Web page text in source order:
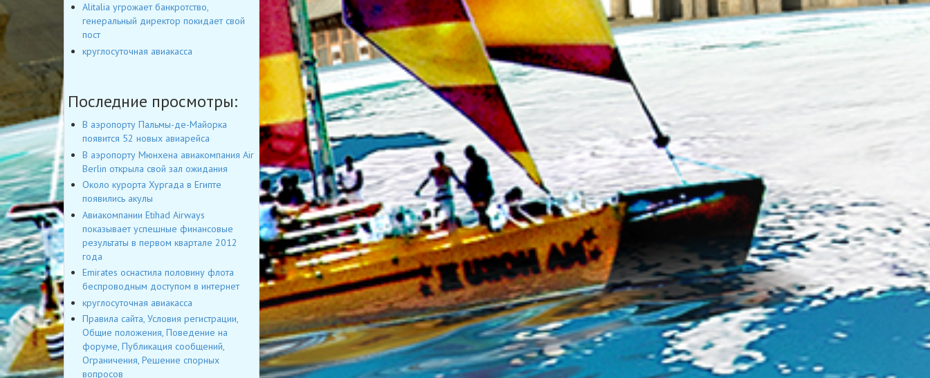
Alitalia угрожает банкротство,
генеральный директор покидает свой
пост
круглосуточная авиакасса
Последние просмотры:
В аэропорту Пальмы-де-Майорка
появится 52 новых авиарейса
В аэропорту Мюнхена авиакомпания Air
Berlin открыла свой зал ожидания
Около курорта Хургада в Египте
появились акулы
Авиакомпании Etihad Airways
показывает успешные финансовые
результаты в первом квартале 2012
года
Emirates оснастила половину флота
беспроводным доступом в интернет
круглосуточная авиакасса
Правила сайта, Условия регистрации,
Общие положения, Поведение на
форуме, Публикация сообщений,
Ограничения, Решение спорных
вопросов